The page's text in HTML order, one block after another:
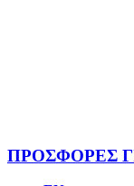
ΠΡΟΣΦΟΡΕΣ